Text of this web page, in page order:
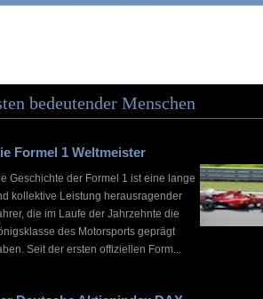
bedeutender Menschen
Formel 1 Weltmeister
Geschichte der Formel 1 ist eine lange
kollektive Leistung herausragender
die im Laufe der Jahrzehnte die
des Motorsports geprägt
Seit der ersten offiziellen Form...